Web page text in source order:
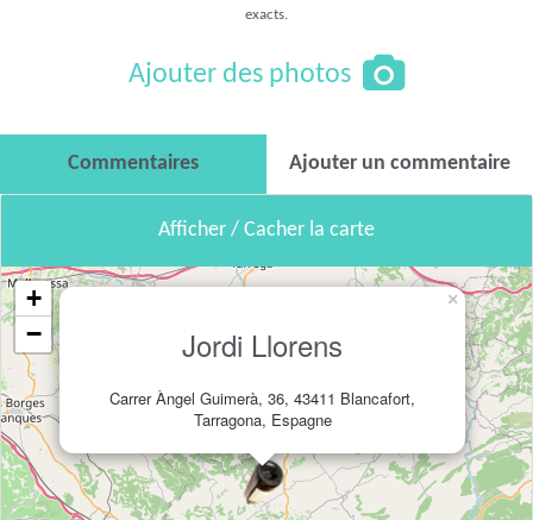
exacts.
Ajouter des photos
Commentaires Ajouter un commentaire
Afficher / Cacher la carte
Jordi Llorens
Carrer Àngel Guimerà, 36, 43411 Blancafort,
Tarragona, Espagne
×
+
−